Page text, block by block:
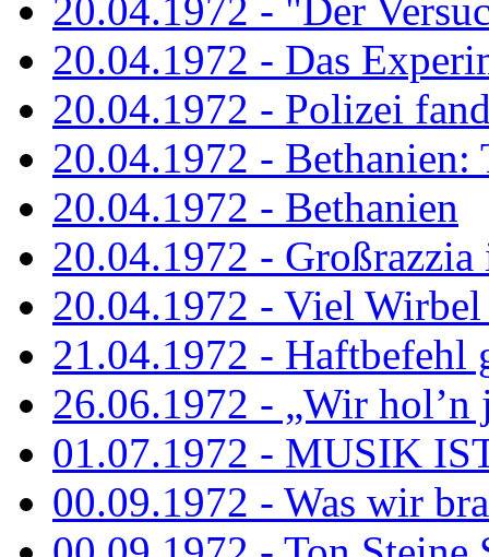
20.04.1972 - "Der
20.04.1972 - Das
20.04.1972 - Polizei
20.04.1972 - Bethanien:
20.04.1972 - Bethanien
20.04.1972 - Großrazzia
20.04.1972 - Viel
21.04.1972 - Haftbefehl
26.06.1972 - „Wir hol’n
01.07.1972 - MUSIK
00.09.1972 - Was wir